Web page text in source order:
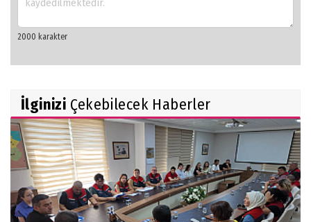
İlginizi Çekebilecek Haberler